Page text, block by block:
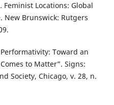
Feminist Locations: Global
New Brunswick: Rutgers
Toward an
to Matter”. Signs:
Society, Chicago, v. 28, n.